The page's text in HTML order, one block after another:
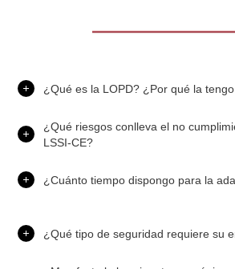
¿Qué es la LOPD? ¿Por qué la
¿Qué riesgos conlleva el no
LSSI-CE?
¿Cuánto tiempo dispongo para la
¿Qué tipo de seguridad requiere su